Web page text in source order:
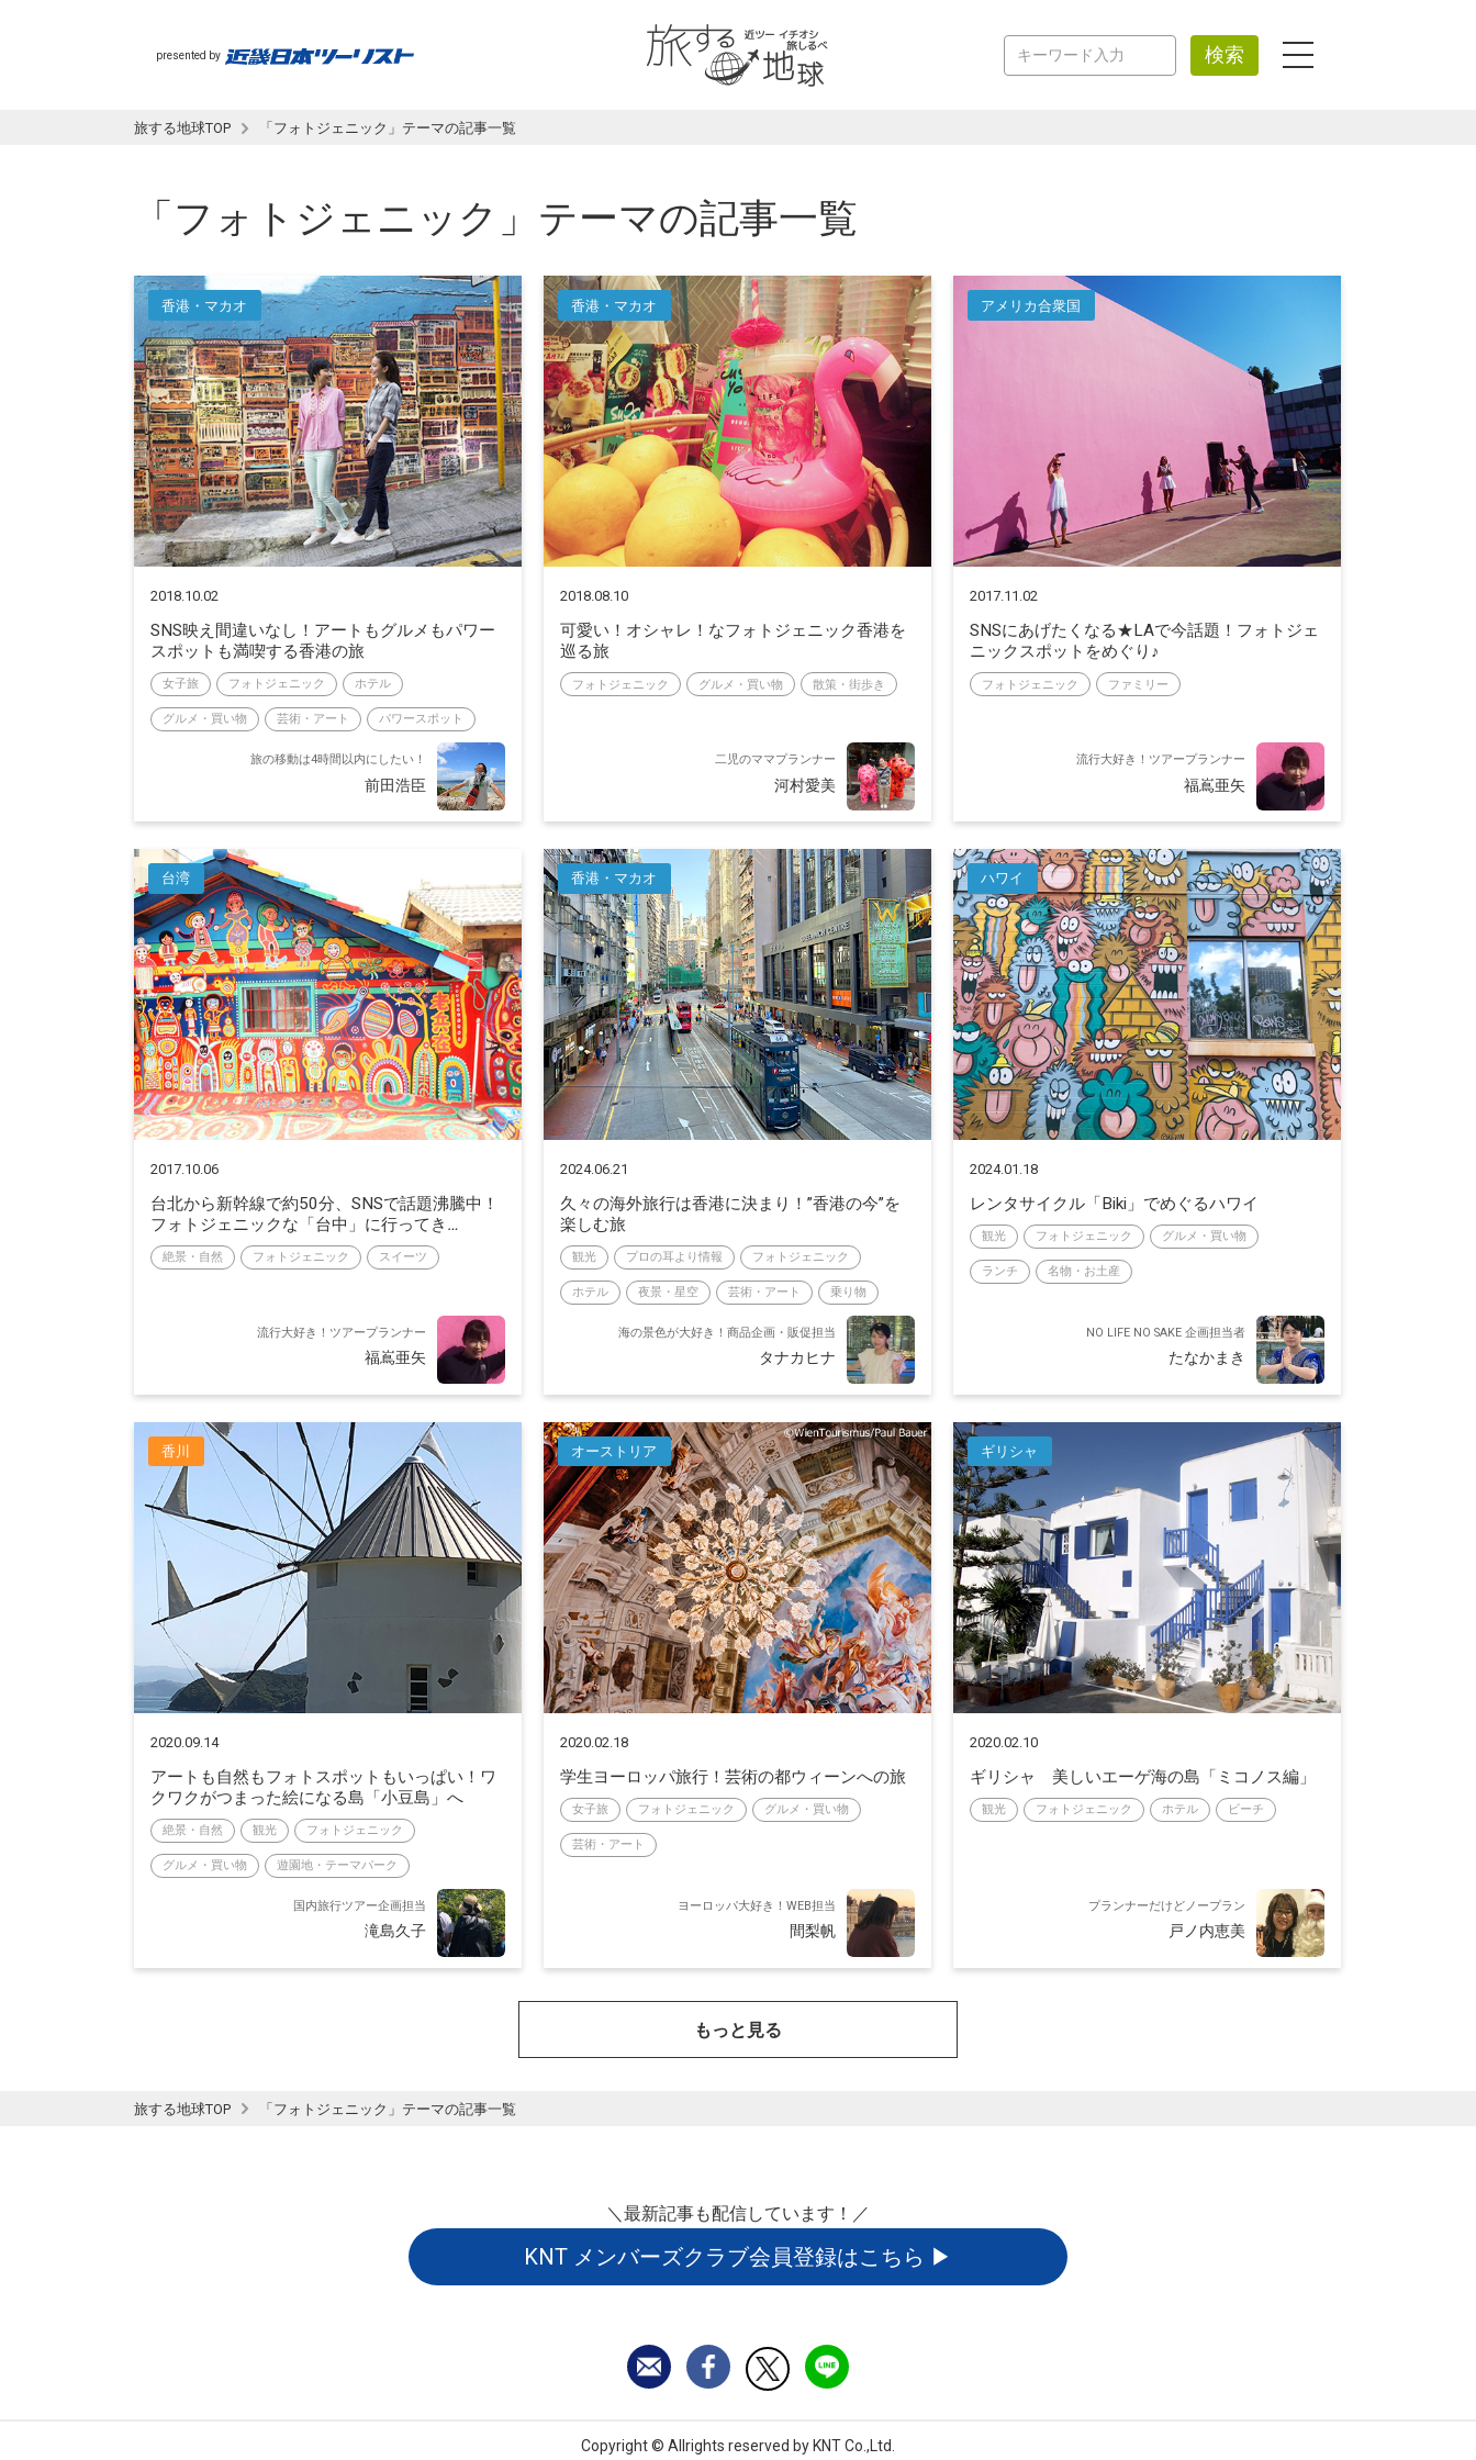
presented by 検索
旅する地球TOP 「フォトジェニック」テーマの記事一覧
「フォトジェニック」テーマの記事一覧
香港・マカオ
2018.10.02
SNS映え間違いなし！アートもグルメもパワー
スポットも満喫する香港の旅
女子旅 フォトジェニック ホテル
グルメ・買い物 芸術・アート パワースポット
旅の移動は4時間以内にしたい！
前田浩臣
香港・マカオ
2018.08.10
可愛い！オシャレ！なフォトジェニック香港を
巡る旅
フォトジェニック グルメ・買い物 散策・街歩き
二児のママプランナー
河村愛美
アメリカ合衆国
2017.11.02
SNSにあげたくなる★LAで今話題！フォトジェ
ニックスポットをめぐり♪
フォトジェニック ファミリー
流行大好き！ツアープランナー
福嶌亜矢
台湾
2017.10.06
台北から新幹線で約50分、SNSで話題沸騰中！
フォトジェニックな「台中」に行ってき
絶景・自然 フォトジェニック スイーツ
流行大好き！ツアープランナー
福嶌亜矢
香港・マカオ
2024.06.21
久々の海外旅行は香港に決まり！”香港の今”を
楽しむ旅
観光 プロの耳より情報 フォトジェニック
ホテル 夜景・星空 芸術・アート 乗り物
海の景色が大好き！商品企画・販促担当
タナカヒナ
ハワイ
2024.01.18
レンタサイクル「Biki」でめぐるハワイ
観光 フォトジェニック グルメ・買い物
ランチ 名物・お土産
NO LIFE NO SAKE 企画担当者
たなかまき
香川
2020.09.14
アートも自然もフォトスポットもいっぱい！ワ
クワクがつまった絵になる島「小豆島」へ
絶景・自然 観光 フォトジェニック
グルメ・買い物 遊園地・テーマパーク
国内旅行ツアー企画担当
滝島久子
オーストリア
2020.02.18
学生ヨーロッパ旅行！芸術の都ウィーンへの旅
女子旅 フォトジェニック グルメ・買い物
芸術・アート
ヨーロッパ大好き！WEB担当
間梨帆
ギリシャ
2020.02.10
ギリシャ 美しいエーゲ海の島「ミコノス編」
観光 フォトジェニック ホテル ビーチ
プランナーだけどノープラン
戸ノ内恵美
もっと見る
旅する地球TOP 「フォトジェニック」テーマの記事一覧
＼最新記事も配信しています！／
KNT メンバーズクラブ会員登録はこちら
Copyright © Allrights reserved by KNT Co.,Ltd.